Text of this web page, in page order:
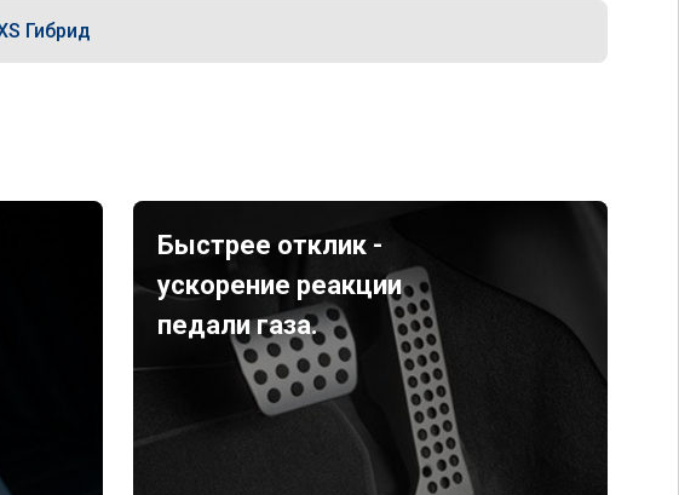
Гибрид
Быстрее отклик -
ускорение реакции
педали газа.